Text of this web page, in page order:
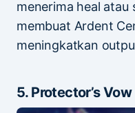
menerima heal atau
membuat Ardent
meningkatkan
5. Protector’s Vow